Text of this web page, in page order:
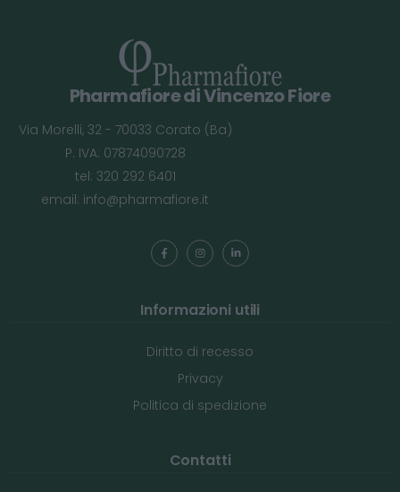
Pharmafiore di Vincenzo Fiore
Via Morelli, 32 - 70033 Corato (Ba)
P. IVA: 07874090728
tel: 320 292 6401
email: info@pharmafiore.it
Informazioni utili
Diritto di recesso
Privacy
Politica di spedizione
Contatti